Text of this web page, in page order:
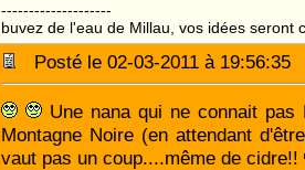
--------------------
buvez de l'eau de Millau, vos idées seront
Posté le 02-03-2011 à
Une nana qui ne connait
Montagne Noire (en attendant
vaut pas un coup....même de cidre!!